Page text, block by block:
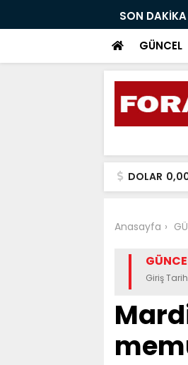
SON DAKİKA
Bir Tekkeköy İçin
GÜNCEL
DOLAR
Anasayfa
Giriş